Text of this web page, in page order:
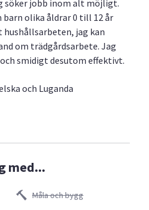
söker jobb inom alt möjligt.
barn olika åldrar 0 till 12 år
jag kan
om trädgårdsarbete. Jag
smidigt desutom effektivt.
och Luganda
med...
Måla och bygg